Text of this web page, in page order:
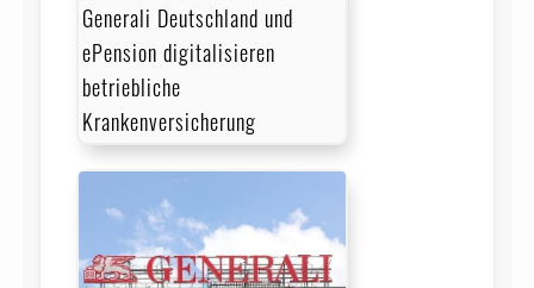
Generali Deutschland und
ePension digitalisieren
betriebliche
Krankenversicherung